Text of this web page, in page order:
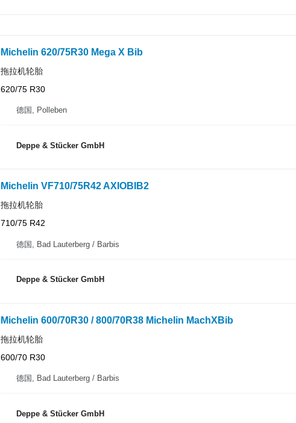
Michelin 620/75R30 Mega X Bib
拖拉机轮胎
620/75 R30
德国, Polleben
Deppe & Stücker GmbH
Michelin VF710/75R42 AXIOBIB2
拖拉机轮胎
710/75 R42
德国, Bad Lauterberg / Barbis
Deppe & Stücker GmbH
Michelin 600/70R30 / 800/70R38 Michelin MachXBib
拖拉机轮胎
600/70 R30
德国, Bad Lauterberg / Barbis
Deppe & Stücker GmbH